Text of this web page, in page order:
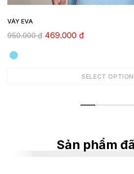
VÁY EVA
950.000₫ 469.000 ₫
SELECT
Sản phẩm